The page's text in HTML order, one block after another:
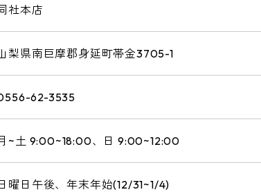
社本店
梨県南巨摩郡身延町帯金3705-1
62-3535
~土 9:00~18:00、日 9:00~12:00
曜日午後、年末年始(12/31~1/4)